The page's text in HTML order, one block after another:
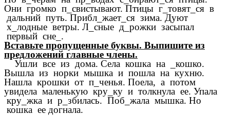
Они громко п_свистывают. Птицы г_товят_ся в
дальний путь. Прибл_жает_ся зима. Дуют
х_лодные ветры. Л_сные д_рожки засыпал
первый сне_.
Вставьте пропущенные буквы. Выпишите из
предложений главные члены.
Ушли все из дома. Села кошка на _кошко.
Вышла из норки мышка и пошла на кухню.
Нашла крошки от п_ченья. Поела, а потом
увидела маленькую кру_ку и толкнула ее. Упала
кру_жка и р_збилась. Поб_жала мышка. Но
кошка ее догнала.